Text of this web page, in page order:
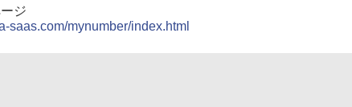
ジ
saas.com/mynumber/index.html